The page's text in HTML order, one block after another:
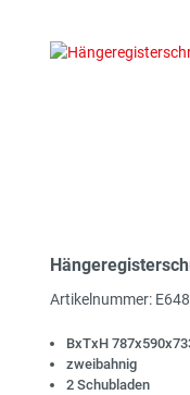
Artikelnummer:
BxTxH
zweibahnig
2 Schubladen